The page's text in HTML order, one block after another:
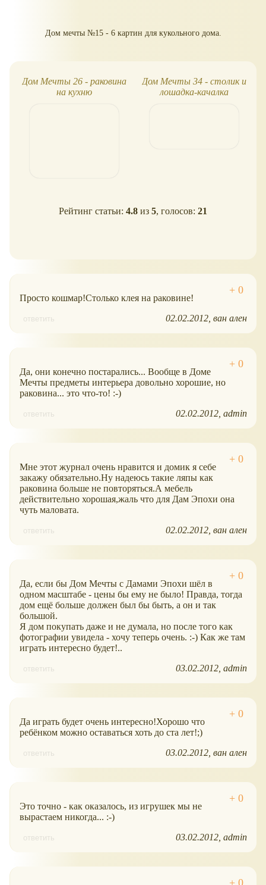
Дом мечты №15 - 6 картин для кукольного дома.
Дом Мечты 26 - раковина
на кухню
Дом Мечты 34 - столик и
лошадка-качалка
Рейтинг статьи: 4.8 из 5, голосов: 21
Просто кошмар!Столько клея на раковине!
ответить 02.02.2012 ван ален
Да, они конечно постарались... Вообще в Доме
Мечты предметы интерьера довольно хорошие, но
раковина... это что-то! :-)
ответить 02.02.2012 admin
Мне этот журнал очень нравится и домик я себе
закажу обязательно.Ну надеюсь такие ляпы как
раковина больше не повторяться.А мебель
действительно хорошая,жаль что для Дам Эпохи она
чуть маловата.
ответить 02.02.2012 ван ален
Да, если бы Дом Мечты с Дамами Эпохи шёл в
одном масштабе - цены бы ему не было! Правда, тогда
дом ещё больше должен был бы быть, а он и так
большой.
Я дом покупать даже и не думала, но после того как
фотографии увидела - хочу теперь очень. :-) Как же там
играть интересно будет!..
ответить 03.02.2012 admin
Да играть будет очень интересно!Хорошо что
ребёнком можно оставаться хоть до ста лет!;)
ответить 03.02.2012 ван ален
Это точно - как оказалось, из игрушек мы не
вырастаем никогда... :-)
ответить 03.02.2012 admin